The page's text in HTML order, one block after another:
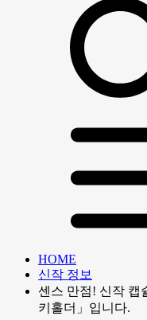
HOME
신작 정보
센스 만점! 신작 캡
키홀더」입니다.